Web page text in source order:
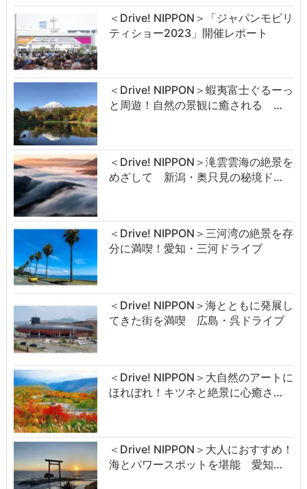
＜Drive! NIPPON＞「ジャパンモビリ
ティショー2023」開催レポート
＜Drive! NIPPON＞蝦夷富士ぐるーっ
と周遊！自然の景観に癒される …
＜Drive! NIPPON＞滝雲雲海の絶景を
めざして 新潟・奥只見の秘境ド…
＜Drive! NIPPON＞三河湾の絶景を存
分に満喫！愛知・三河ドライブ
＜Drive! NIPPON＞海とともに発展し
てきた街を満喫 広島・呉ドライブ
＜Drive! NIPPON＞大自然のアートに
ほれぼれ！キツネと絶景に心癒さ…
＜Drive! NIPPON＞大人におすすめ！
海とパワースポットを堪能 愛知…